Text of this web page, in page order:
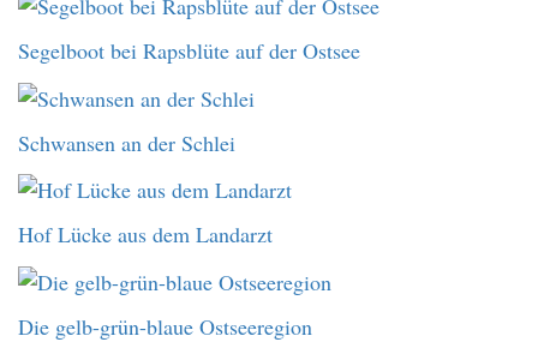
Segelboot bei Rapsblüte auf der Ostsee
Schwansen an der Schlei
Hof Lücke aus dem Landarzt
Die gelb-grün-blaue Ostseeregion